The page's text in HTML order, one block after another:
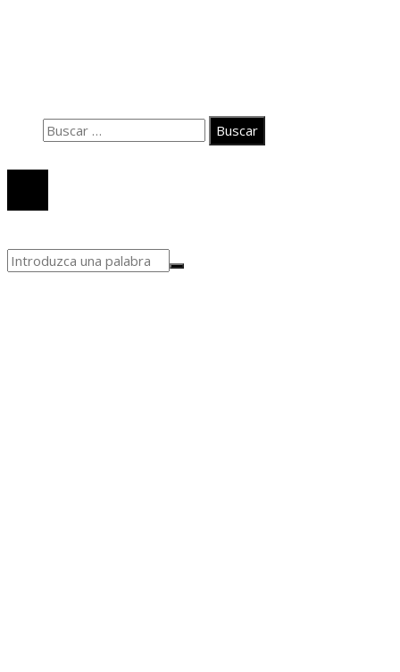
Buscar: